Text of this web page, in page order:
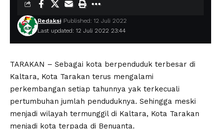
Last updated: 12 Juli 2022 23:44
Redaksi Published: 12 Juli 2022
TARAKAN – Sebagai kota berpenduduk terbesar di
Kaltara, Kota Tarakan terus mengalami
perkembangan setiap tahunnya yak terkecuali
pertumbuhan jumlah penduduknya. Sehingga meski
menjadi wilayah termunggil di Kaltara, Kota Tarakan
menjadi kota terpada di Benuanta.